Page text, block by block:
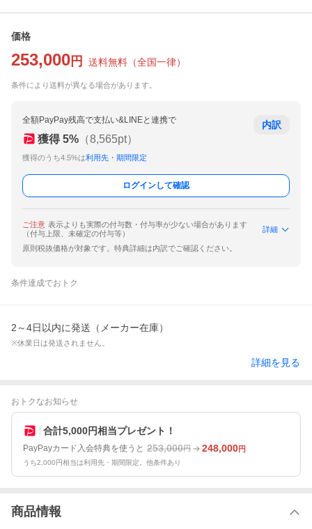
価格
253,000 円 送料無料 （全国一律）
条件により送料が異なる場合があります。
全額PayPay残高で支払い&LINEと連携で
獲得 5% （8,565pt）
獲得のうち4.5%は利用先・期間限定
内訳
ログインして確認
ご注意 表示よりも実際の付与数・付与率が少ない場合があります
（付与上限、未確定の付与等）
詳細
原則税抜価格が対象です。特典詳細は内訳でご確認ください。
条件達成でおトク
2～4日以内に発送（メーカー在庫）
※休業日は発送されません。
詳細を見る
おトクなお知らせ
合計5,000円相当プレゼント！
PayPayカード入会特典を使うと 253,000円 248,000円
うち2,000円相当は利用先・期間限定。他条件あり
商品情報